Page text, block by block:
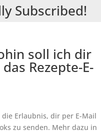
Subscribed!
soll ich dir
Rezepte-E-
Erlaubnis, dir per E-Mail
zu senden. Mehr dazu in